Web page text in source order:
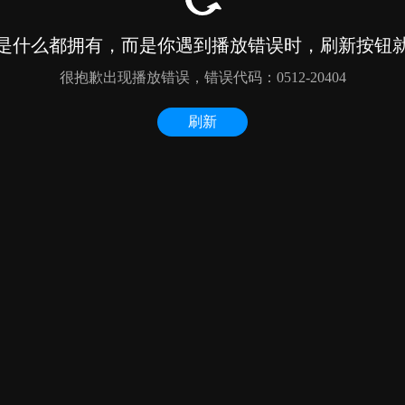
什么都拥有，而是你遇到播放错误时，刷新按钮
很抱歉出现播放错误，错误代码：0512-20404
刷新